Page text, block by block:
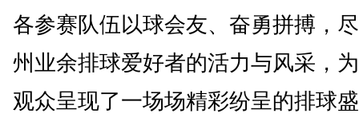
各参赛队伍以球会友、奋勇拼搏，
州业余排球爱好者的活力与风采，
观众呈现了一场场精彩纷呈的排球